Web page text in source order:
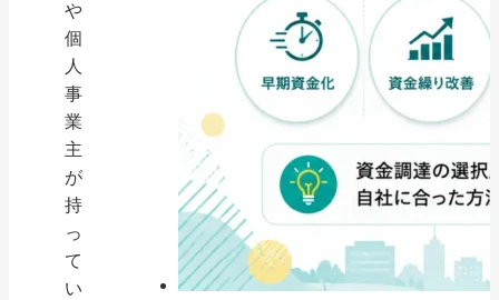
や
個
人
事
業
主
が
持
っ
て
い